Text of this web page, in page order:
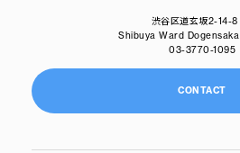
渋谷区道玄坂2-14-
Shibuya Ward
03-3770-1095
CONTACT